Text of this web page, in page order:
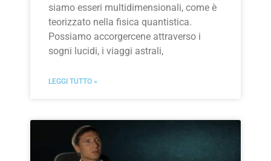
siamo esseri multidimensionali, come è
teorizzato nella fisica quantistica.
Possiamo accorgercene attraverso i
sogni lucidi, i viaggi astrali,
LEGGI TUTTO »